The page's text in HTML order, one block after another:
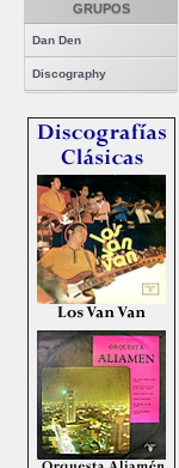
GRUPOS
Dan Den
Discography